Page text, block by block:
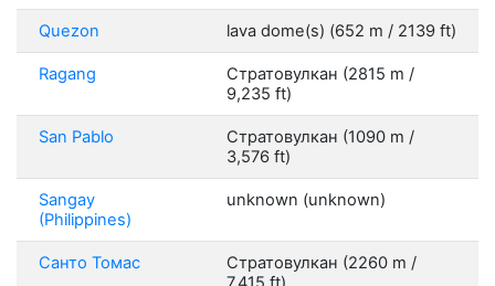
Quezon lava dome(s) (652 m / 2139 ft)
Ragang
Стратовулкан (2815 m /
9,235 ft)
San Pablo
Стратовулкан (1090 m /
3,576 ft)
Sangay
(Philippines)
unknown (unknown)
Санто Томас
Стратовулкан (2260 m /